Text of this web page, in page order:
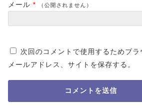
メール * （公開されません）
次回のコメントで使用するためブラ
メールアドレス、サイトを保存する。